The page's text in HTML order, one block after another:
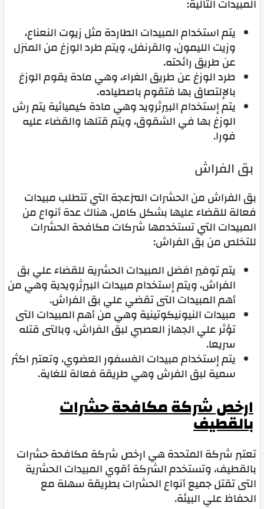
المبيدات التالية:
يتم استخدام المبيدات الطاردة مثل زيوت النعناع،
وزيت الليمون، والقرنفل، ويتم طرد الوزغ من المنزل
عن طريق رائحته.
طرد الوزغ عن طريق الغراء، وهي مادة يقوم الوزغ
بالإلتصاق بها فتقوم باصطياده.
يتم إستخدام البيرثرويد وهي مادة كيميائية يتم رش
الوزغ بها في الشقوق، ويتم قتلها والقضاء عليه
فورا.
بق الفراش
بق الفراش من الحشرات المزعجة التي تتطلب مبيدات
فعالة للقضاء عليها بشكل كامل. هناك عدة أنواع من
المبيدات التي تستخدمها شركات مكافحة الحشرات
للتخلص من بق الفراش:
يتم توفير افضل المبيدات الحشرية للقضاء علي بق
الفراش، ويتم إستخدام مبيدات البيرثرويدية وهي من
أهم المبيدات التى تقضي علي بق الفراش.
مبيدات النيونيكوتينية وهي من أهم المبيدات التى
تؤثر علي الجهاز العصبي لبق الفراش، وبالتى قتله
سريعا.
يتم إستخدام مبيدات الفسفور العضوي، وتعتبر اكثر
سمية لبق الفرش وهي طريقة فعالة للغاية.
ارخص شركة مكافحة حشرات
بالقطيف
تعتبر شركة المتحدة هي ارخص شركة مكافحة حشرات
بالقطيف، وتستخدم الشركة أقوي المبيدات الحشرية
التى تقتل جميع أنواع الحشرات بطريقة سهلة مع
الحفاظ علي البيئة.